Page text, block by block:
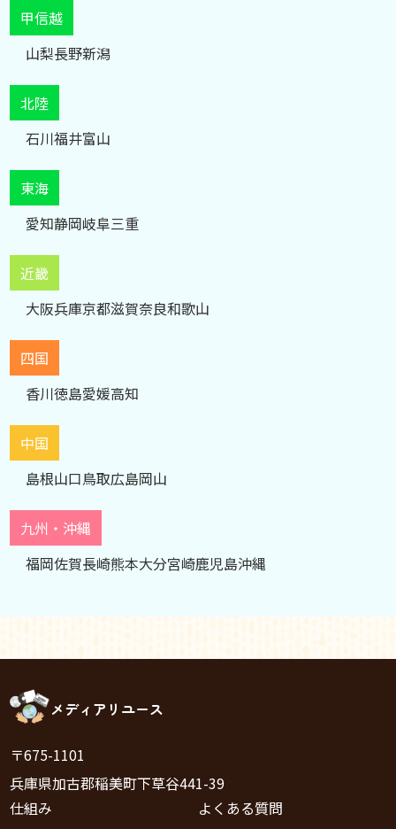
甲信越
山梨長野新潟
北陸
石川福井富山
東海
愛知静岡岐阜三重
近畿
大阪兵庫京都滋賀奈良和歌山
四国
香川徳島愛媛高知
中国
島根山口鳥取広島岡山
九州・沖縄
福岡佐賀長崎熊本大分宮崎鹿児島沖縄
メディアリユース
〒675-1101
兵庫県加古郡稲美町下草谷441-39
仕組み
よくある質問